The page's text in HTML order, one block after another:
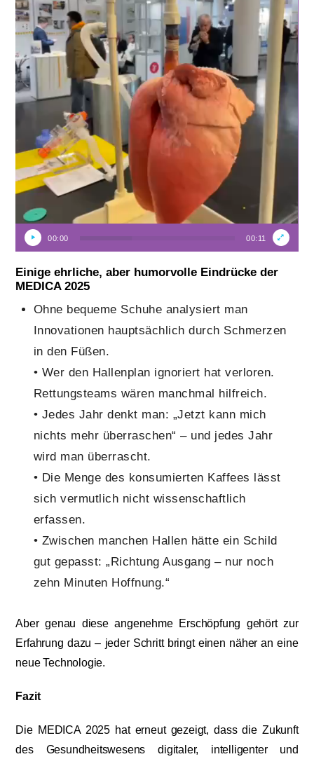
00:00 00:11
Einige ehrliche, aber humorvolle Eindrücke der
MEDICA 2025
Ohne bequeme Schuhe analysiert man
Innovationen hauptsächlich durch Schmerzen
in den Füßen.
• Wer den Hallenplan ignoriert hat verloren.
Rettungsteams wären manchmal hilfreich.
• Jedes Jahr denkt man: „Jetzt kann mich
nichts mehr überraschen“ – und jedes Jahr
wird man überrascht.
• Die Menge des konsumierten Kaffees lässt
sich vermutlich nicht wissenschaftlich
erfassen.
• Zwischen manchen Hallen hätte ein Schild
gut gepasst: „Richtung Ausgang – nur noch
zehn Minuten Hoffnung.“
Aber genau diese angenehme Erschöpfung gehört zur
Erfahrung dazu – jeder Schritt bringt einen näher an eine
neue Technologie.
Fazit
Die MEDICA 2025 hat erneut gezeigt, dass die Zukunft
des Gesundheitswesens digitaler, intelligenter und